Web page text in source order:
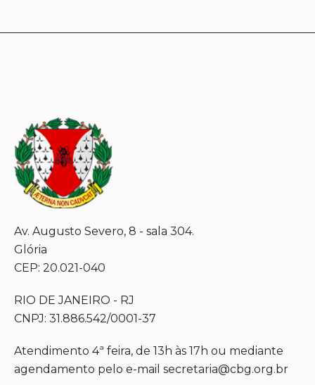
Av. Augusto Severo, 8 - sala 304.
Glória
CEP: 20.021-040
RIO DE JANEIRO - RJ
CNPJ: 31.886.542/0001-37
Atendimento 4ª feira, de 13h às 17h ou mediante
agendamento pelo e-mail secretaria@cbg.org.br